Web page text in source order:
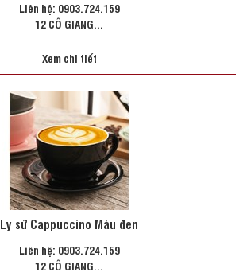
Liên hệ: 0903.724.159
12 CÔ GIANG...
Xem chi tiết
Ly sứ Cappuccino Màu đen
Liên hệ: 0903.724.159
12 CÔ GIANG...